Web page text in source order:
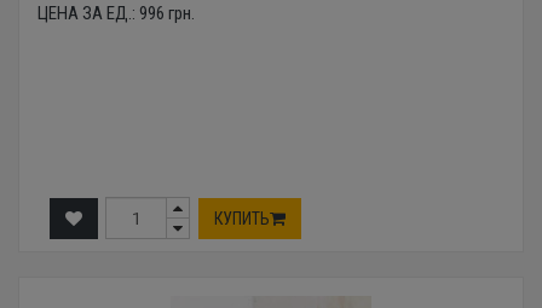
ЦЕНА ЗА ЕД.: 996 грн.
КУПИТЬ